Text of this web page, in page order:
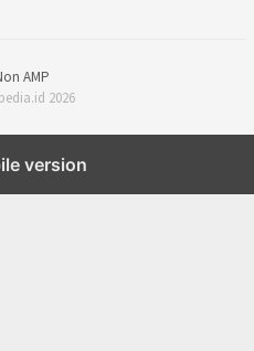
AMP
2026
version